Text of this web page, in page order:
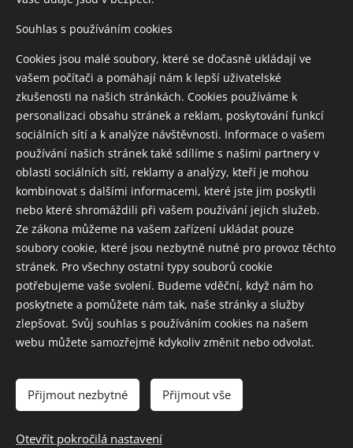
Je velký rozdíl v životě před a po zasvěcení. To vám
řekne každý, kdo ten pocit zažil. Jeho vnitřní já se
blaženě usmívá a tiše se tulí k modrému obláčku,
opatrně, jakoby se trochu bál, že ztratí to, co právě
zasvěcením nabyl. Nemusí se bát. Ta síla mu už
zůstane. A kdyby se třeba nemohl práci s energiemi
věnovat hned, vždy se síly obnoví.
Nastává ale čas zodpovědnosti. Jedinec pracuje na
svém rozvoji a šíří energie dál, aby i ostatní měli tu
možnost pozvednou svůj život výš.
NERO CENTRUM s.r.o., IČO 6146754, Praha 8 Libeň, U Slovanky
Souhlas s používáním cookies
Cookies jsou malé soubory, které se dočasně ukládají ve
vašem počítači a pomáhají nám k lepší uživatelské
zkušenosti na našich stránkách. Cookies používáme k
personalizaci obsahu stránek a reklam, poskytování funkcí
sociálních sítí a k analýze návštěvnosti. Informace o vašem
používání našich stránek také sdílíme s našimi partnery v
oblasti sociálních sítí, reklamy a analýzy, kteří je mohou
kombinovat s dalšími informacemi, které jste jim poskytli
nebo které shromáždili při vašem používání jejich služeb.
Ze zákona můžeme na vašem zařízení ukládat pouze
soubory cookie, které jsou nezbytně nutné pro provoz těchto
stránek. Pro všechny ostatní typy souborů cookie
potřebujeme vaše svolení. Budeme vděční, když nám ho
poskytnete a pomůžete nám tak, naše stránky a služby
zlepšovat. Svůj souhlas s používáním cookies na našem
webu můžete samozřejmě kdykoliv změnit nebo odvolat.
Přijmout nezbytné Přijmout vše
Otevřít pokročilá nastavení